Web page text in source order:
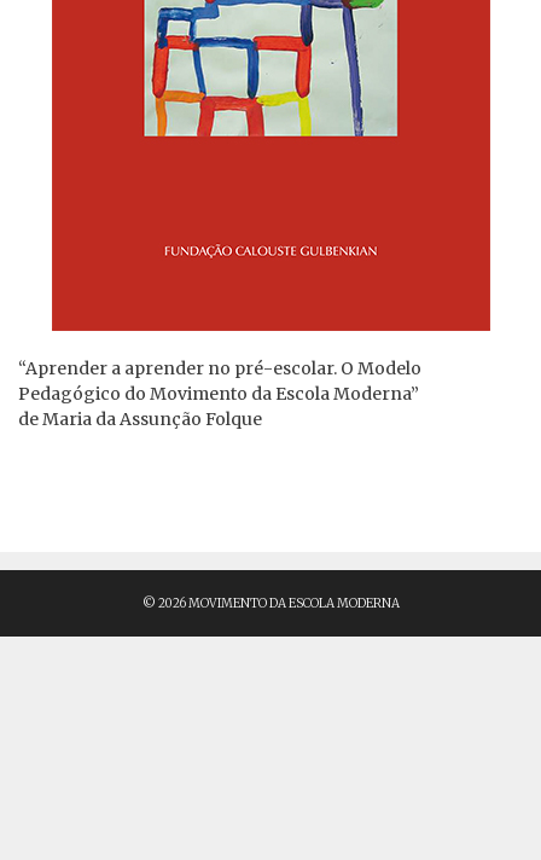
“Aprender a aprender no pré-escolar. O Modelo
Pedagógico do Movimento da Escola Moderna”
de Maria da Assunção Folque
© 2026 MOVIMENTO DA ESCOLA MODERNA